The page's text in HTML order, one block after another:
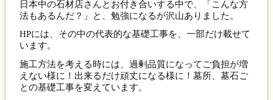
日本中の石材店さんとお付き合いする中で、「こんな方
法もあるんだ？」と、勉強になるが沢山ありました。
HPには、その中の代表的な基礎工事を、一部だけ載せて
います。
施工方法を考える時には、過剰品質になってご負担が増
えない様に！出来るだけ頑丈になる様に！墓所、墓石ご
との基礎工事を変えています。